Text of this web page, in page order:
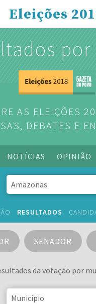
Eleições
por
AS ELEIÇÕES
DEBATES E
NOTÍCIAS OPINIÃO
RESULTADOS
SENADOR
da votação por